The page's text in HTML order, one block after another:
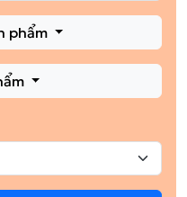
phẩm